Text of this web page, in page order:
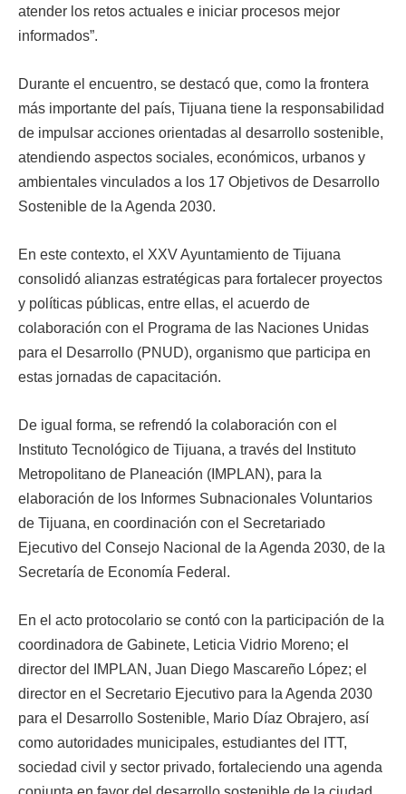
atender los retos actuales e iniciar procesos mejor
informados”.
Durante el encuentro, se destacó que, como la frontera
más importante del país, Tijuana tiene la responsabilidad
de impulsar acciones orientadas al desarrollo sostenible,
atendiendo aspectos sociales, económicos, urbanos y
ambientales vinculados a los 17 Objetivos de Desarrollo
Sostenible de la Agenda 2030.
En este contexto, el XXV Ayuntamiento de Tijuana
consolidó alianzas estratégicas para fortalecer proyectos
y políticas públicas, entre ellas, el acuerdo de
colaboración con el Programa de las Naciones Unidas
para el Desarrollo (PNUD), organismo que participa en
estas jornadas de capacitación.
De igual forma, se refrendó la colaboración con el
Instituto Tecnológico de Tijuana, a través del Instituto
Metropolitano de Planeación (IMPLAN), para la
elaboración de los Informes Subnacionales Voluntarios
de Tijuana, en coordinación con el Secretariado
Ejecutivo del Consejo Nacional de la Agenda 2030, de la
Secretaría de Economía Federal.
En el acto protocolario se contó con la participación de la
coordinadora de Gabinete, Leticia Vidrio Moreno; el
director del IMPLAN, Juan Diego Mascareño López; el
director en el Secretario Ejecutivo para la Agenda 2030
para el Desarrollo Sostenible, Mario Díaz Obrajero, así
como autoridades municipales, estudiantes del ITT,
sociedad civil y sector privado, fortaleciendo una agenda